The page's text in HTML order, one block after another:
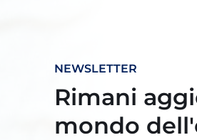
NEWSLETTER
Rimani
mondo